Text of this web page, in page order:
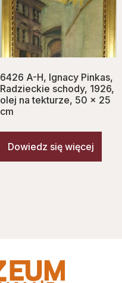
6426 A-H, Ignacy Pinkas,
Radzieckie schody, 1926,
olej na tekturze, 50 x 25
cm
Dowiedz się więcej